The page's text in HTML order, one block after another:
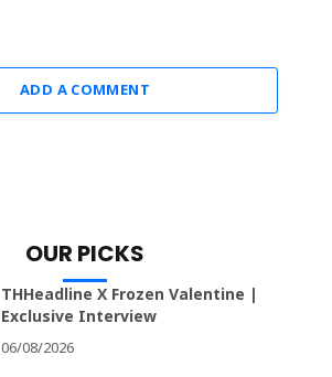
ADD A COMMENT
OUR PICKS
THHeadline X Frozen Valentine |
Exclusive Interview
06/08/2026